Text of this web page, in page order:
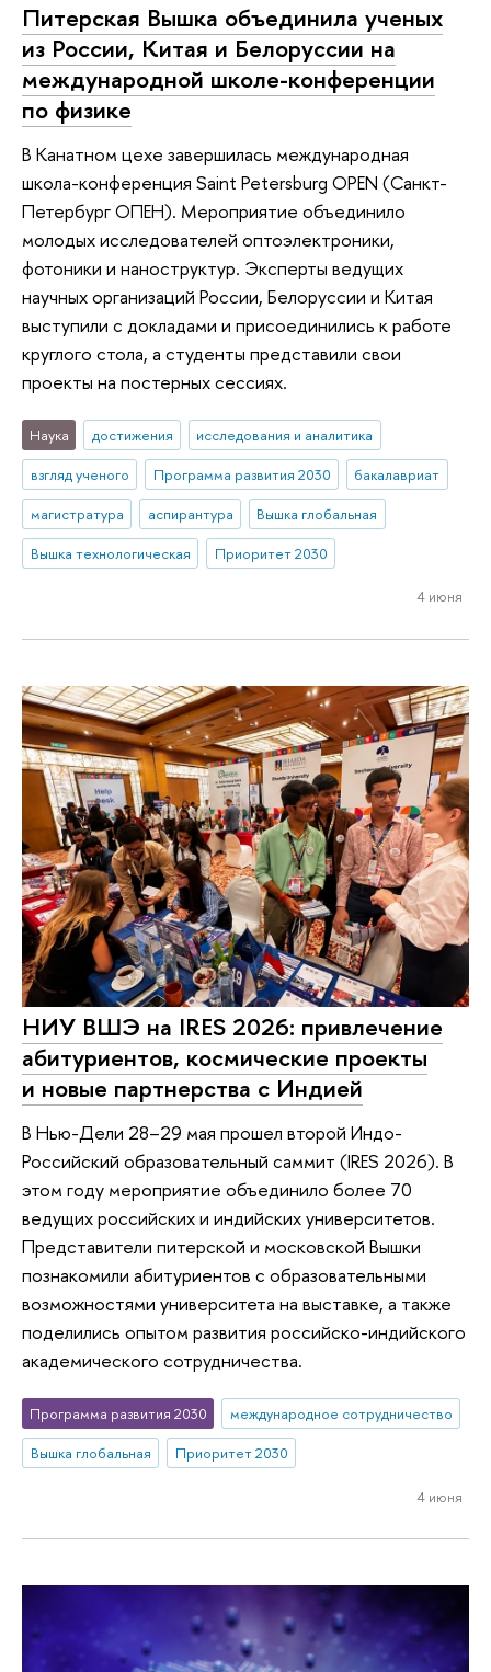
Питерская Вышка объединила ученых
из России, Китая и Белоруссии на
международной школе-конференции
по физике
В Канатном цехе завершилась международная
школа-конференция Saint Petersburg OPEN (Санкт-
Петербург ОПЕН). Мероприятие объединило
молодых исследователей оптоэлектроники,
фотоники и наноструктур. Эксперты ведущих
научных организаций России, Белоруссии и Китая
выступили с докладами и присоединились к работе
круглого стола, а студенты представили свои
проекты на постерных сессиях.
Наука достижения
исследования и аналитика
взгляд ученого
Программа развития 2030
бакалавриат
магистратура
аспирантура
Вышка глобальная
Вышка технологическая
Приоритет 2030
4 июня
НИУ ВШЭ на IRES 2026: привлечение
абитуриентов, космические проекты
и новые партнерства с Индией
В Нью-Дели 28–29 мая прошел второй Индо-
Российский образовательный саммит (IRES 2026). В
этом году мероприятие объединило более 70
ведущих российских и индийских университетов.
Представители питерской и московской Вышки
познакомили абитуриентов с образовательными
возможностями университета на выставке, а также
поделились опытом развития российско-индийского
академического сотрудничества.
Программа развития 2030
международное сотрудничество
Вышка глобальная
Приоритет 2030
4 июня